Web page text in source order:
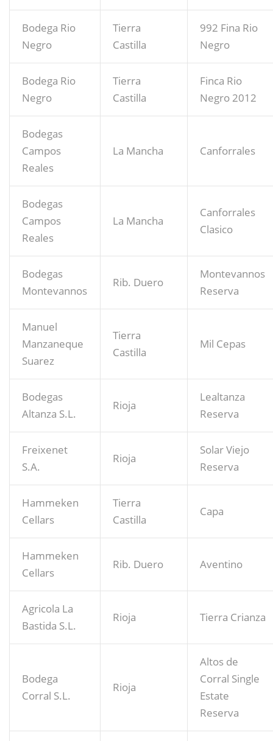
Bodega Rio
Negro
Tierra
Castilla
992 Fina Rio
Negro
Bodega Rio
Negro
Tierra
Castilla
Finca Rio
Negro 2012
Bodegas
Campos
Reales
La Mancha Canforrales
Bodegas
Campos
Reales
La Mancha
Canforrales
Clasico
Bodegas
Montevannos
Rib. Duero
Montevannos
Reserva
Manuel
Manzaneque
Suarez
Tierra
Castilla
Mil Cepas
Bodegas
Altanza S.L.
Rioja
Lealtanza
Reserva
Freixenet
S.A.
Rioja
Solar Viejo
Reserva
Hammeken
Cellars
Tierra
Castilla
Capa
Hammeken
Cellars
Rib. Duero Aventino
Agricola La
Bastida S.L.
Rioja Tierra Crianza
Bodega
Corral S.L.
Rioja
Altos de
Corral Single
Estate
Reserva